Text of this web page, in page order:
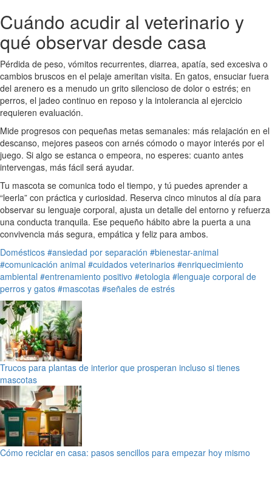
Cuándo acudir al veterinario y
qué observar desde casa
Pérdida de peso, vómitos recurrentes, diarrea, apatía, sed excesiva o
cambios bruscos en el pelaje ameritan visita. En gatos, ensuciar fuera
del arenero es a menudo un grito silencioso de dolor o estrés; en
perros, el jadeo continuo en reposo y la intolerancia al ejercicio
requieren evaluación.
Mide progresos con pequeñas metas semanales: más relajación en el
descanso, mejores paseos con arnés cómodo o mayor interés por el
juego. Si algo se estanca o empeora, no esperes: cuanto antes
intervengas, más fácil será ayudar.
Tu mascota se comunica todo el tiempo, y tú puedes aprender a
“leerla” con práctica y curiosidad. Reserva cinco minutos al día para
observar su lenguaje corporal, ajusta un detalle del entorno y refuerza
una conducta tranquila. Ese pequeño hábito abre la puerta a una
convivencia más segura, empática y feliz para ambos.
Domésticos #ansiedad por separación #bienestar-animal
#comunicación animal #cuidados veterinarios #enriquecimiento
ambiental #entrenamiento positivo #etologia #lenguaje corporal de
perros y gatos #mascotas #señales de estrés
Trucos para plantas de interior que prosperan incluso si tienes
mascotas
Cómo reciclar en casa: pasos sencillos para empezar hoy mismo